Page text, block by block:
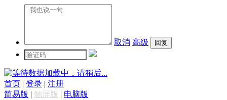
取消 高级
数据加载中，请稍后...
首页 | 登录 | 注册
简易版 | 触屏版 | 电脑版